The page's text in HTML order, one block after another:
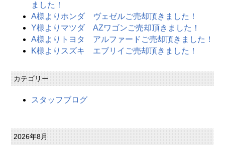
ました！
A様よりホンダ ヴェゼルご売却頂きました！
Y様よりマツダ AZワゴンご売却頂きました！
A様よりトヨタ アルファードご売却頂きました！
K様よりスズキ エブリイご売却頂きました！
カテゴリー
スタッフブログ
2026年8月